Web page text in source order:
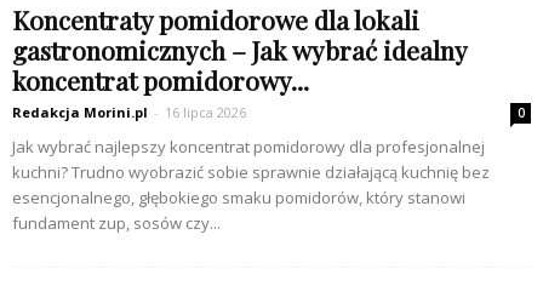
Koncentraty pomidorowe dla lokali
gastronomicznych – Jak wybrać idealny
koncentrat pomidorowy...
Redakcja Morini.pl - 16 lipca 2026 0
Jak wybrać najlepszy koncentrat pomidorowy dla profesjonalnej
kuchni? Trudno wyobrazić sobie sprawnie działającą kuchnię bez
esencjonalnego, głębokiego smaku pomidorów, który stanowi
fundament zup, sosów czy...